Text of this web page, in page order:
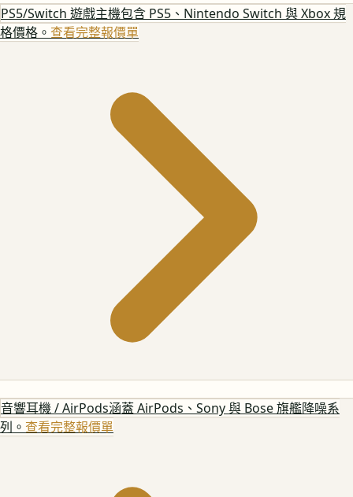
PS5/Switch 遊戲主機包含 PS5、Nintendo Switch 與 Xbox 規
格價格。 查看完整報價單
音響耳機 / AirPods涵蓋 AirPods、Sony 與 Bose 旗艦降噪系
列。 查看完整報價單